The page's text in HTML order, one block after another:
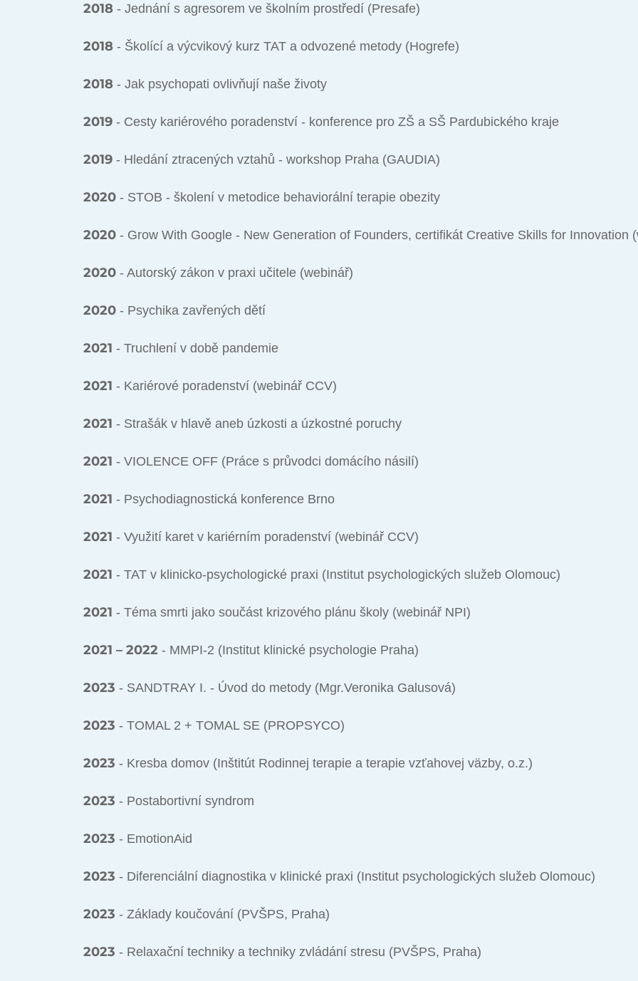
2018 - Jednání s agresorem ve školním prostředí (Presafe)
2018 - Školící a výcvikový kurz TAT a odvozené metody (Hogrefe)
2018 - Jak psychopati ovlivňují naše životy
2019 - Cesty kariérového poradenství - konference pro ZŠ a SŠ Pardubického kraje
2019 - Hledání ztracených vztahů - workshop Praha (GAUDIA)
2020 - STOB - školení v metodice behaviorální terapie obezity
2020 - Grow With Google - New Generation of Founders, certifikát Creative Skills for Innovation
2020 - Autorský zákon v praxi učitele (webinář)
2020 - Psychika zavřených dětí
2021 - Truchlení v době pandemie
2021 - Kariérové poradenství (webinář CCV)
2021 - Strašák v hlavě aneb úzkosti a úzkostné poruchy
2021 - VIOLENCE OFF (Práce s průvodci domácího násilí)
2021 - Psychodiagnostická konference Brno
2021 - Využití karet v kariérním poradenství (webinář CCV)
2021 - TAT v klinicko-psychologické praxi (Institut psychologických služeb Olomouc)
2021 - Téma smrti jako součást krizového plánu školy (webinář NPI)
2021 – 2022 - MMPI-2 (Institut klinické psychologie Praha)
2023 - SANDTRAY I. - Úvod do metody (Mgr.Veronika Galusová)
2023 - TOMAL 2 + TOMAL SE (PROPSYCO)
2023 - Kresba domov (Inštitút Rodinnej terapie a terapie vzťahovej väzby, o.z.)
2023 - Postabortivní syndrom
2023 - EmotionAid
2023 - Diferenciální diagnostika v klinické praxi (Institut psychologických služeb Olomouc)
2023 - Základy koučování (PVŠPS, Praha)
2023 - Relaxační techniky a techniky zvládání stresu (PVŠPS, Praha)